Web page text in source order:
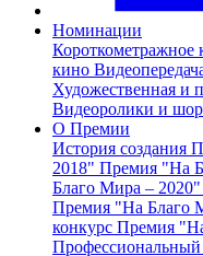
Номинации
Короткометражное
кино
Художественная и
Видеоролики и
О Премии
История создания
2018" Премия "На
Благо Мира – 2020"
Премия "На Благо
конкурс Премия
Профессиональный